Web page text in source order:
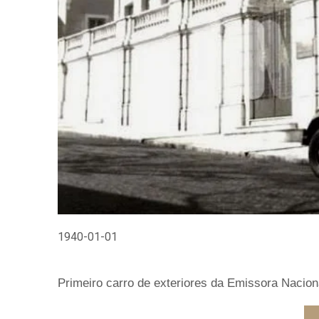
1940-01-01
Primeiro carro de exteriores da Emissora